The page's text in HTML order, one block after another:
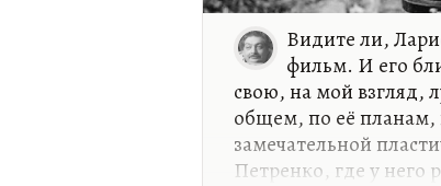
Видите ли,
фильм. И его
свою, на мой взгляд,
общем, по её планам,
замечательной
Петренко, где у него